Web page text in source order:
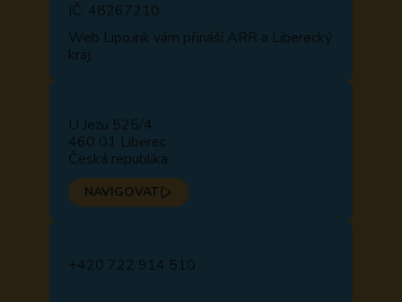
IČ: 48267210
Web Lipo.ink vám přináší ARR a Liberecký
kraj.
U Jezu 525/4
460 01 Liberec
Česká republika
NAVIGOVAT
+420 722 914 510